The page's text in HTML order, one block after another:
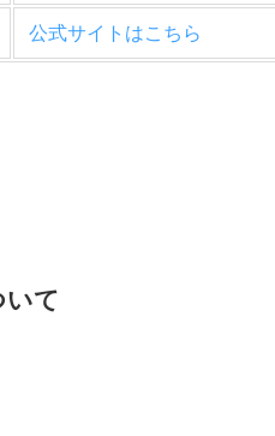
公式サイトはこちら
て